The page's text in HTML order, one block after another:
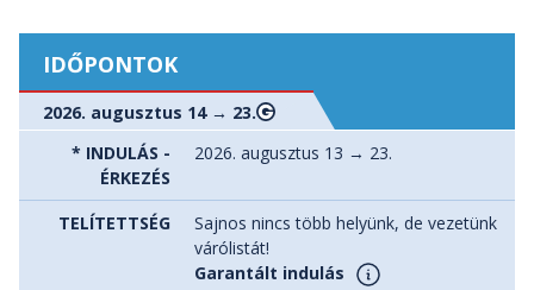
Utunk Grúziában kezdődik, ahol a magasba törő hegyek és
a hagyományőrző falvak között barangolunk. A legendás
Svaneti tartományban, Európa legmagasabban fekvő lakott
vidékein, kőből épült őrtornyok és érintetlen tájak várnak
ránk. Itt a svan kultúra és vendégszeretet teszi igazán
felejthetetlenné az élményt. Az utazás egyik fénypontja a
Kazbegi környéke, ahol a Kaukázus havas csúcsai alatt,
2170 méteren áll a Gergeti Szentháromság-templom – a
grúz spirituális világ egyik szimbóluma. Az ide vezető út
önmagában élmény: hegyi szerpentinek, völgyek és
zubogó folyók kísérik utunkat. Ezután felfedezzük Tbiliszi
IDŐPONTOK
2026. augusztus 14 → 23.
* INDULÁS -
ÉRKEZÉS
2026. augusztus 13 → 23.
TELÍTETTSÉG
Sajnos nincs több helyünk, de vezetünk
várólistát!
Garantált indulás